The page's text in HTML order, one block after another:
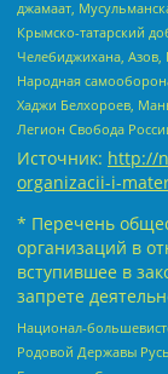
джамаат,
Крымско-татарский
Челебиджихана, Азов,
Народная
Хаджи Белхороев,
Легион Свобода
Источник: http://
organizacii-i-
* Перечень
организаций в
вступившее в
запрете
Национал-
Родовой Державы